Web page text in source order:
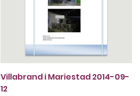
Villabrand i Mariestad 2014-09-
12